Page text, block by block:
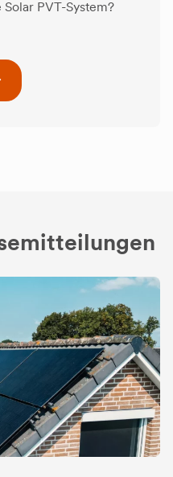
PVT-System?